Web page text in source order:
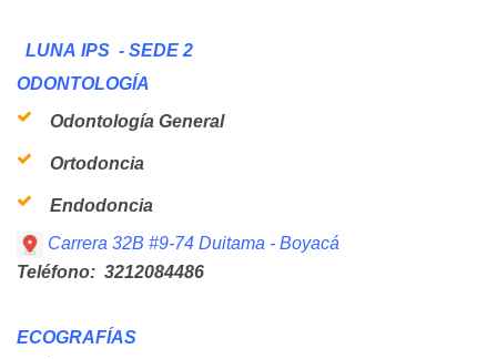
LUNA IPS - SEDE 2
ODONTOLOGÍA
Odontología General
Ortodoncia
Endodoncia
Carrera 32B #9-74 Duitama - Boyacá
Teléfono: 3212084486
ECOGRAFÍAS